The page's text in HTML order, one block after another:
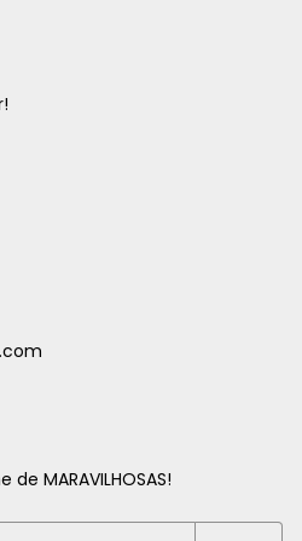
MARAVILHOSAS!